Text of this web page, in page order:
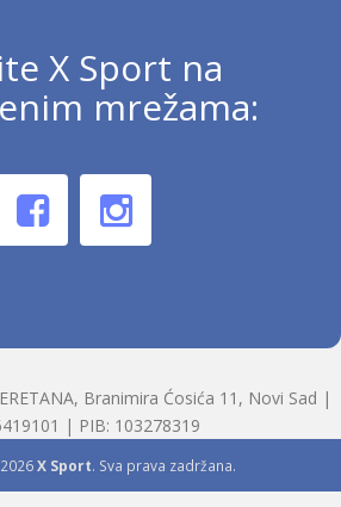
X Sport na
mrežama:
Branimira Ćosića 11, Novi Sad |
| PIB: 103278319
X Sport. Sva prava zadržana.